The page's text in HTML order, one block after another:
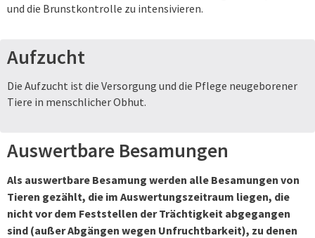
und die Brunstkontrolle zu intensivieren.
Aufzucht
Die Aufzucht ist die Versorgung und die Pflege neugeborener
Tiere in menschlicher Obhut.
Auswertbare Besamungen
Als auswertbare Besamung werden alle Besamungen von
Tieren gezählt, die im Auswertungszeitraum liegen, die
nicht vor dem Feststellen der Trächtigkeit abgegangen
sind (außer Abgängen wegen Unfruchtbarkeit), zu denen